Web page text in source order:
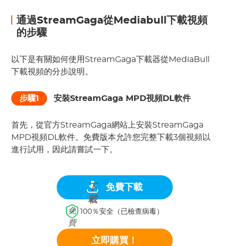
通過StreamGaga從Mediabull下載視頻
的步驟
以下是有關如何使用StreamGaga下載器從MediaBull
下載視頻的分步說明。
步驟1 安裝StreamGaga MPD視頻DL軟件
首先，從官方StreamGaga網站上安裝StreamGaga
MPD視頻DL軟件。免費版本允許您完整下載3個視頻以
進行試用，因此請嘗試一下。
下
載
免費下載
免
費
100％安全（已檢查病毒）
立即購買！